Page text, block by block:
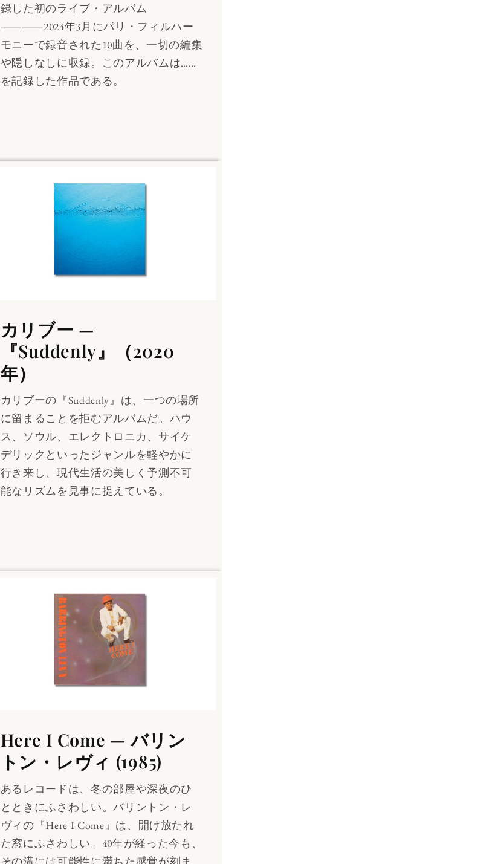
録した初のライブ・アルバム
――2024年3月にパリ・フィルハー
モニーで録音された10曲を、一切の編集
や隠しなしに収録。このアルバムは……
を記録した作品である。
カリブー —
『Suddenly』（2020
年）
カリブーの『Suddenly』は、一つの場所
に留まることを拒むアルバムだ。ハウ
ス、ソウル、エレクトロニカ、サイケ
デリックといったジャンルを軽やかに
行き来し、現代生活の美しく予測不可
能なリズムを見事に捉えている。
Here I Come — バリン
トン・レヴィ (1985)
あるレコードは、冬の部屋や深夜のひ
とときにふさわしい。バリントン・レ
ヴィの『Here I Come』は、開け放たれ
た窓にふさわしい。40年が経った今も、